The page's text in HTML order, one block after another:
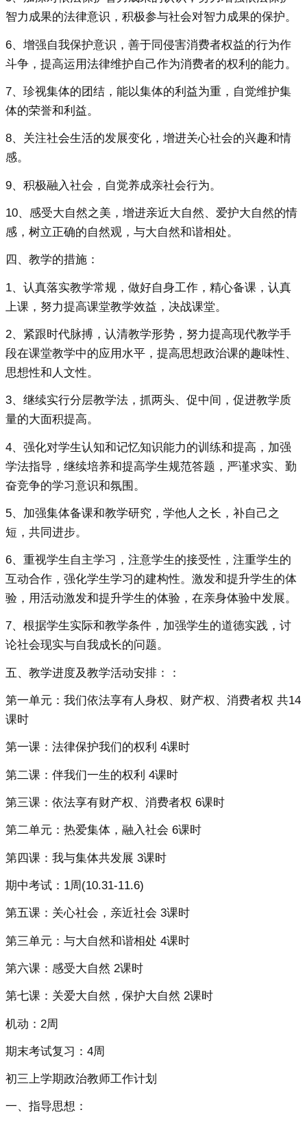
智力成果的法律意识，积极参与社会对智力成果的保护。
6、增强自我保护意识，善于同侵害消费者权益的行为作
斗争，提高运用法律维护自己作为消费者的权利的能力。
7、珍视集体的团结，能以集体的利益为重，自觉维护集
体的荣誉和利益。
8、关注社会生活的发展变化，增进关心社会的兴趣和情
感。
9、积极融入社会，自觉养成亲社会行为。
10、感受大自然之美，增进亲近大自然、爱护大自然的情
感，树立正确的自然观，与大自然和谐相处。
四、教学的措施：
1、认真落实教学常规，做好自身工作，精心备课，认真
上课，努力提高课堂教学效益，决战课堂。
2、紧跟时代脉搏，认清教学形势，努力提高现代教学手
段在课堂教学中的应用水平，提高思想政治课的趣味性、
思想性和人文性。
3、继续实行分层教学法，抓两头、促中间，促进教学质
量的大面积提高。
4、强化对学生认知和记忆知识能力的训练和提高，加强
学法指导，继续培养和提高学生规范答题，严谨求实、勤
奋竞争的学习意识和氛围。
5、加强集体备课和教学研究，学他人之长，补自己之
短，共同进步。
6、重视学生自主学习，注意学生的接受性，注重学生的
互动合作，强化学生学习的建构性。激发和提升学生的体
验，用活动激发和提升学生的体验，在亲身体验中发展。
7、根据学生实际和教学条件，加强学生的道德实践，讨
论社会现实与自我成长的问题。
五、教学进度及教学活动安排：：
第一单元：我们依法享有人身权、财产权、消费者权 共14
课时
第一课：法律保护我们的权利 4课时
第二课：伴我们一生的权利 4课时
第三课：依法享有财产权、消费者权 6课时
第二单元：热爱集体，融入社会 6课时
第四课：我与集体共发展 3课时
期中考试：1周(10.31-11.6)
第五课：关心社会，亲近社会 3课时
第三单元：与大自然和谐相处 4课时
第六课：感受大自然 2课时
第七课：关爱大自然，保护大自然 2课时
机动：2周
期末考试复习：4周
初三上学期政治教师工作计划
一、指导思想：